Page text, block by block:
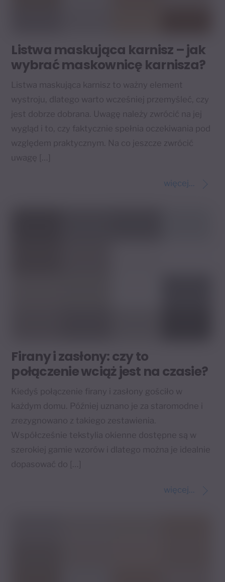
Listwa maskująca karnisz – jak
wybrać maskownicę karnisza?
Listwa maskująca karnisz to ważny element
wystroju, dlatego warto wcześniej przemyśleć, czy
jest dobrze dobrana. Uwagę należy zwrócić na jej
wygląd i to, czy faktycznie spełnia oczekiwania pod
względem praktycznym. Na co jeszcze zwrócić
uwagę […]
więcej...
Firany i zasłony: czy to
połączenie wciąż jest na czasie?
Kiedyś połączenie firany i zasłony gościło w
każdym domu. Później uznano je za staromodne i
zrezygnowano z takiego zestawienia.
Współcześnie tekstylia okienne dostępne są w
szerokiej gamie wzorów i dlatego można je idealnie
dopasować do […]
więcej...